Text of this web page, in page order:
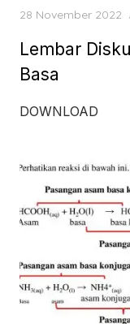
Posted
28 November 2022
Lembar
Basa
DOWNLOAD